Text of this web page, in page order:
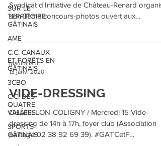
SUR LE
TERRITOIRE
GÂTINAIS
AME
C.C. CANAUX
ET FORÊTS EN
GÂTINAIS
3CBO
C.C. DES
QUATRE
VALLÉES
SPORTS
GÂTINAIS
Syndicat d'Initiative de Château-Renard
son 3ème concours-photos ouvert aux
amateurs....
jpaulbillault
13 janv. 2020
VIDE-DRESSING
CHÂTILLON-COLIGNY / Mercredi 15 Vide-
dressing de 14h à 17h, foyer club (Association
partage 02 38 92 69 39). #GATCetF